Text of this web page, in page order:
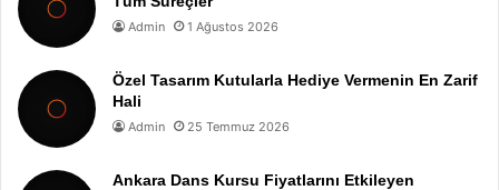
Admin 1 Ağustos 2026
Özel Tasarım Kutularla Hediye Vermenin En Zarif
Hali
Admin 25 Temmuz 2026
Ankara Dans Kursu Fiyatlarını Etkileyen